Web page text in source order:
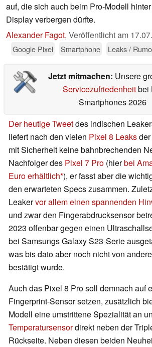
auf, die sich auch beim Pro-Modell
Display verbergen dürfte.
Alexander Fagot, Veröffentlicht am
Google Pixel
Smartphone Leaks /
Jetzt mitmachen: Unsere
Servicezufriedenheitbei
Smartphones 2026
Der heutige Tweetdes indischen
liefert nach den vielen Pixel 8 Leaks
mit Sicherheit keine bahnbrechenden
Nachfolger des Pixel 7 Pro (hierbei
Euro erhältlich ), er fasst aber die
den erwarteten Specs zusammen.
Leakervor allem einen spannenden
und zwar den Fingerabdrucksensor
2023 offenbar gegen einen
bei Samsungs Galaxy S23-Serie
was bis dato aber noch nicht von
bestätigt wurde.
Auch das Pixel 8 Pro soll demnach auf
Fingerprint-Sensor setzen, zusätzlich
Modell eine umstrittene Spezialität an
Temperatursensordirekt neben der
Rückseite. Neben diesen beiden